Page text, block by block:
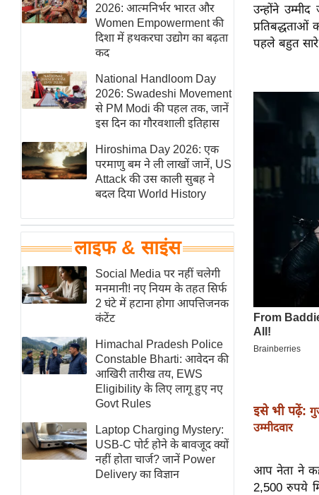
न्यूज ब्रीफ
मनोरंजन जगत
बॉलीवुड
हॉलीवुड
फिल्म समीक्षा
Breaking
News
लाइफस्टाइल
टेक्नॉलॉजी
घरेलू नुस्खे
पर्यटन स्थल
फिटनेस मंत्रा
रिलेशनशिप
राजनीति
विश्लेषण
समसामयिक
मातृभूमि
एम.
आर.
आई.
2026: आत्मनिर्भर भारत और
Women Empowerment की
दिशा में हथकरघा उद्योग का बढ़ता
कद
National Handloom Day
2026: Swadeshi Movement
से PM Modi की पहल तक, जानें
इस दिन का गौरवशाली इतिहास
Hiroshima Day 2026: एक
परमाणु बम ने ली लाखों जानें, US
Attack की उस काली सुबह ने
बदल दिया World History
लाइफ & साइंस
Social Media पर नहीं चलेगी
मनमानी! नए नियम के तहत सिर्फ
2 घंटे में हटाना होगा आपत्तिजनक
कंटेंट
Himachal Pradesh Police
Constable Bharti: आवेदन की
आखिरी तारीख तय, EWS
Eligibility के लिए लागू हुए नए
Govt Rules
Laptop Charging Mystery:
USB-C पोर्ट होने के बावजूद क्यों
नहीं होता चार्ज? जानें Power
Delivery का विज्ञान
उन्होंने
पहले बहुत सारे
इसे भी पढ़ें:
उम्मीदवार
आप नेता ने
2,500 रुपये